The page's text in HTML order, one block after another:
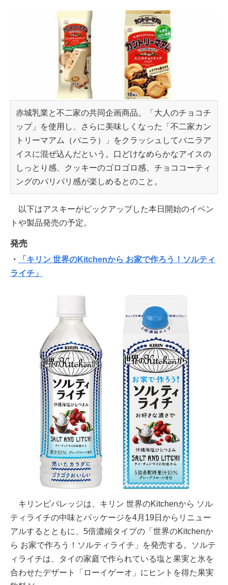
赤城乳業と不二家の共同企画商品。「大人のチョコチ
ップ」を使用し、さらに美味しくなった「不二家カン
トリーマアム（バニラ）」をクラッシュしてバニラア
イスに混ぜ込んだという。口どけなめらかなアイスの
しっとり感、クッキーのゴロゴロ感、チョココーティ
ングのパリパリ感が楽しめるとのこと。
以下はアスキーがピックアップした本日開始のイベン
トや製品発売の予定。
発売
・
「キリン 世界のKitchenから お家で作ろう！ソルティ
ライチ」
キリンビバレッジは、キリン 世界のKitchenから ソル
ティライチの中味とパッケージを4月19日からリニュー
アルするとともに、5倍濃縮タイプの「世界のKitchenか
ら お家で作ろう！ソルティライチ」を発売する。ソルテ
ィライチは、タイの家庭で作られている塩と果実と氷を
合わせたデザート「ローイゲーオ」にヒントを得た果実